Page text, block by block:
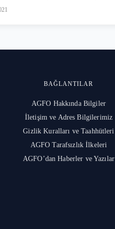
BAĞLANTILAR
AGFO Hakkında Bilgiler
İletişim ve Adres Bilgilerimiz
Gizlik Kuralları ve Taahhütleri
AGFO Tarafsızlık İlkeleri
AGFO’dan Haberler ve Yazılar